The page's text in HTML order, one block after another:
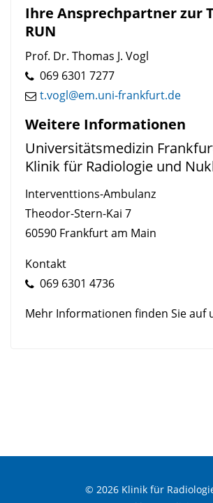
Ihre Ansprechpartner zur
RUN
Prof. Dr. Thomas J. Vogl
069 6301 7277
t.vogl@em.uni-frankfurt.de
Weitere Informationen
Universitätsmedizin
Klinik für Radiologie und
Interventtions-Ambulanz
Theodor-Stern-Kai 7
60590 Frankfurt am Main
Kontakt
069 6301 4736
Mehr Informationen finden Sie auf
© 2026 Klinik für